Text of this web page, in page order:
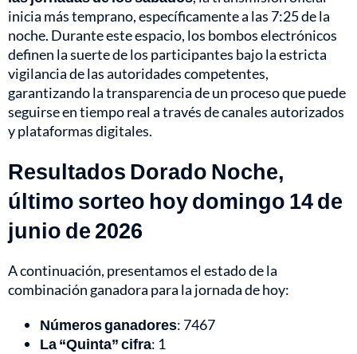
inicia más temprano, específicamente a las 7:25 de la
noche. Durante este espacio, los bombos electrónicos
definen la suerte de los participantes bajo la estricta
vigilancia de las autoridades competentes,
garantizando la transparencia de un proceso que puede
seguirse en tiempo real a través de canales autorizados
y plataformas digitales.
Resultados Dorado Noche,
último sorteo hoy domingo 14 de
junio de 2026
A continuación, presentamos el estado de la
combinación ganadora para la jornada de hoy:
Números ganadores: 7467
La “Quinta” cifra: 1